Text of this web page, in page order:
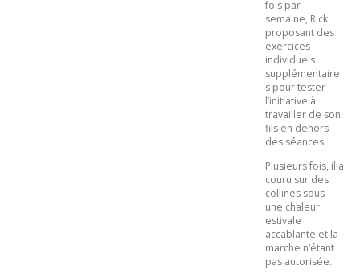
fois par
semaine, Rick
proposant des
exercices
individuels
supplémentaire
s pour tester
l’initiative à
travailler de son
fils en dehors
des séances.
Plusieurs fois, il a
couru sur des
collines sous
une chaleur
estivale
accablante et la
marche n’étant
pas autorisée.